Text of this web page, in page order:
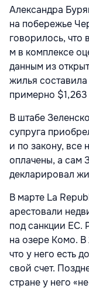
Александра
на побережье
говорилось, что
м в комплексе
данным из
жилья
примерно $1,263
В штабе
супруга
и по закону, все
оплачены, а сам
декларировал
В марте La
арестовали
под санкции ЕС.
на озере Комо. В
что у него есть
свой счет.
стране у него